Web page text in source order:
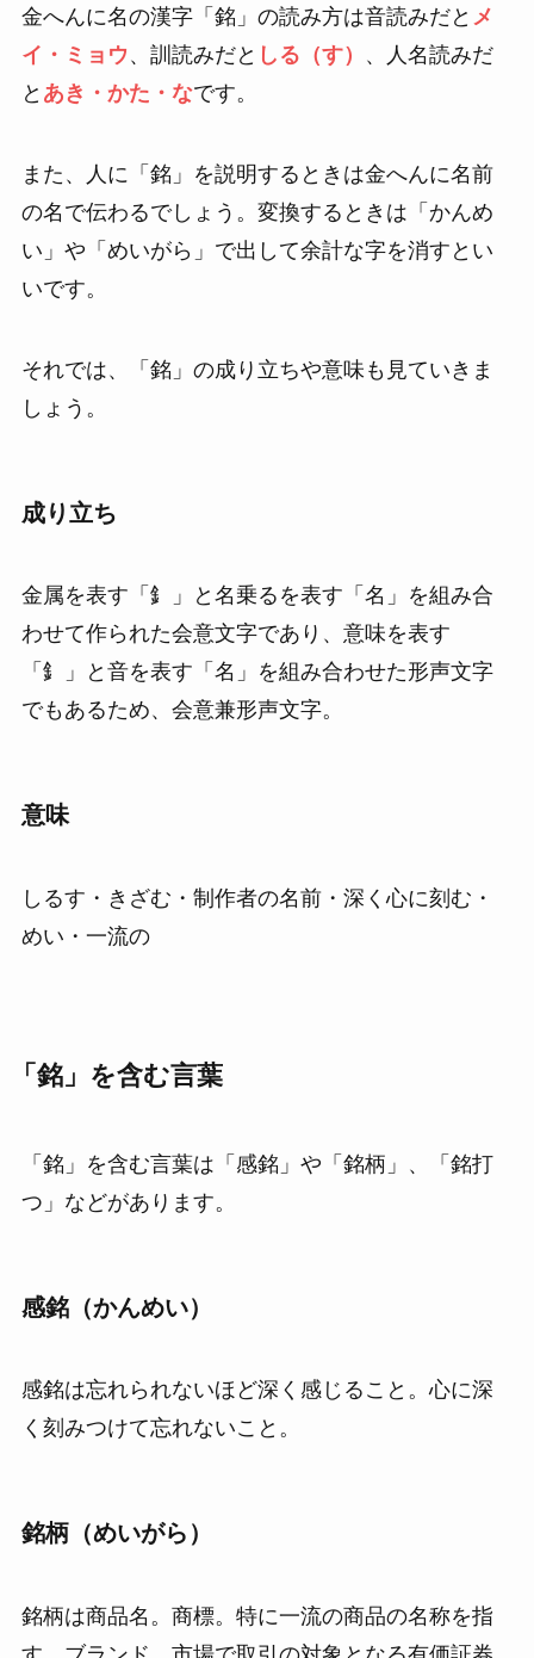
金へんに名の漢字「銘」の読み方は音読みだと メ
イ・ミョウ 、訓読みだと しる（す）
、人名読みだ
と あき・かた・なです。
また、人に「銘」を説明するときは金へんに名前
の名で伝わるでしょう。変換するときは「かんめ
い」や「めいがら」で出して余計な字を消すとい
いです。
それでは、「銘」の成り立ちや意味も見ていきま
しょう。
成り立ち
金属を表す「釒」と名乗るを表す「名」を組み合
わせて作られた会意文字であり、意味を表す
「釒」と音を表す「名」を組み合わせた形声文字
でもあるため、会意兼形声文字。
意味
しるす・きざむ・制作者の名前・深く心に刻む・
めい・一流の
「銘」を含む言葉
「銘」を含む言葉は「感銘」や「銘柄」、「銘打
つ」などがあります。
感銘（かんめい）
感銘は忘れられないほど深く感じること。心に深
く刻みつけて忘れないこと。
銘柄（めいがら）
銘柄は商品名。商標。特に一流の商品の名称を指